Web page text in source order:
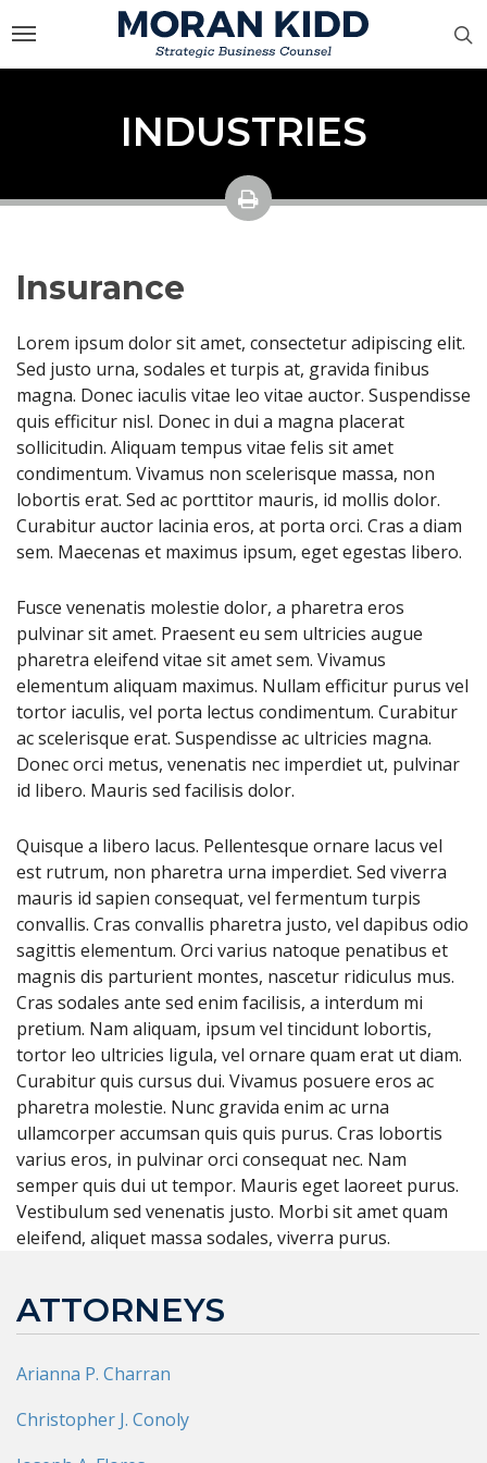
to
INDUSTRIES
Insurance
Lorem ipsum dolor sit amet, consectetur adipiscing elit.
Sed justo urna, sodales et turpis at, gravida finibus
magna. Donec iaculis vitae leo vitae auctor. Suspendisse
quis efficitur nisl. Donec in dui a magna placerat
sollicitudin. Aliquam tempus vitae felis sit amet
condimentum. Vivamus non scelerisque massa, non
lobortis erat. Sed ac porttitor mauris, id mollis dolor.
Curabitur auctor lacinia eros, at porta orci. Cras a diam
sem. Maecenas et maximus ipsum, eget egestas libero.
Fusce venenatis molestie dolor, a pharetra eros
pulvinar sit amet. Praesent eu sem ultricies augue
pharetra eleifend vitae sit amet sem. Vivamus
elementum aliquam maximus. Nullam efficitur purus vel
tortor iaculis, vel porta lectus condimentum. Curabitur
ac scelerisque erat. Suspendisse ac ultricies magna.
Donec orci metus, venenatis nec imperdiet ut, pulvinar
id libero. Mauris sed facilisis dolor.
Quisque a libero lacus. Pellentesque ornare lacus vel
est rutrum, non pharetra urna imperdiet. Sed viverra
mauris id sapien consequat, vel fermentum turpis
convallis. Cras convallis pharetra justo, vel dapibus odio
sagittis elementum. Orci varius natoque penatibus et
magnis dis parturient montes, nascetur ridiculus mus.
Cras sodales ante sed enim facilisis, a interdum mi
pretium. Nam aliquam, ipsum vel tincidunt lobortis,
tortor leo ultricies ligula, vel ornare quam erat ut diam.
Curabitur quis cursus dui. Vivamus posuere eros ac
pharetra molestie. Nunc gravida enim ac urna
ullamcorper accumsan quis quis purus. Cras lobortis
varius eros, in pulvinar orci consequat nec. Nam
semper quis dui ut tempor. Mauris eget laoreet purus.
Vestibulum sed venenatis justo. Morbi sit amet quam
eleifend, aliquet massa sodales, viverra purus.
ATTORNEYS
Arianna P. Charran
Christopher J. Conoly